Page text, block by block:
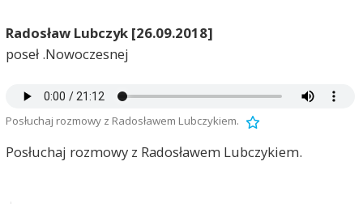
Radosław Lubczyk [26.09.2018]
poseł .Nowoczesnej
Posłuchaj rozmowy z Radosławem Lubczykiem.
Posłuchaj rozmowy z Radosławem Lubczykiem.